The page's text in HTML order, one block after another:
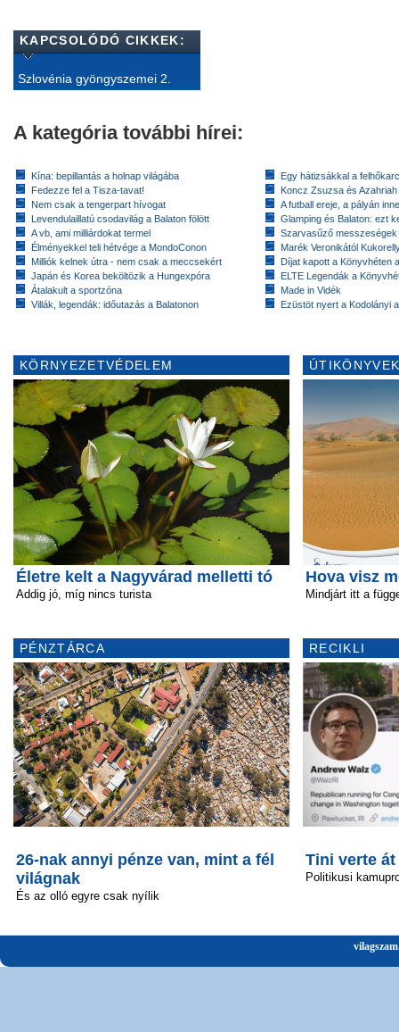
KAPCSOLÓDÓ CIKKEK:
Szlovénia gyöngyszemei 2.
A kategória további hírei:
Kína: bepillantás a holnap világába
Fedezze fel a Tisza-tavat!
Nem csak a tengerpart hívogat
Levendulaillatú csodavilág a Balaton fölött
A vb, ami milliárdokat termel
Élményekkel teli hétvége a MondoConon
Milliók kelnek útra - nem csak a meccsekért
Japán és Korea beköltözik a Hungexpóra
Átalakult a sportzóna
Villák, legendák: időutazás a Balatonon
Egy hátizsákkal a
Koncz Zsuzsa és
A futball ereje, a pályán
Glamping és Balaton: ezt
Szarvasűző messzeségek
Marék Veronikától
Díjat kapott a Könyvhéten
ELTE Legendák a
Made in Vidék
Ezüstöt nyert a Kodolányi
KÖRNYEZETVÉDELEM
Életre kelt a Nagyvárad melletti tó
Addig jó, míg nincs turista
PÉNZTÁRCA
26-nak annyi pénze van, mint a fél
világnak
És az olló egyre csak nyílik
Hova visz
Mindjárt itt a
RECIKLI
Tini verte
Politikusi